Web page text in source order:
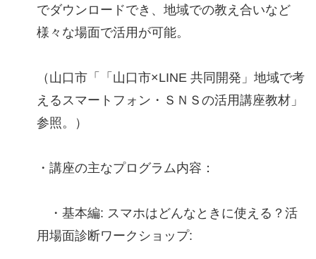
でダウンロードでき、地域での教え合いなど
様々な場面で活用が可能。
（山口市「「山口市×LINE 共同開発」地域で考
えるスマートフォン・ＳＮＳの活用講座教材」
参照。）
・講座の主なプログラム内容：
・基本編: スマホはどんなときに使える？活
用場面診断ワークショップ: